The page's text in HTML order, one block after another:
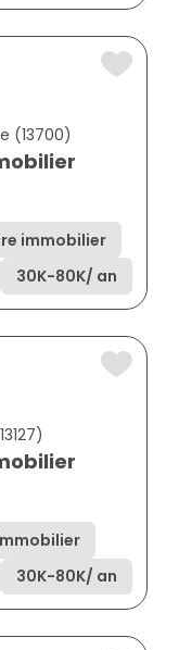
(13700)
immobilier
30K-80K/ an
30K-80K/ an